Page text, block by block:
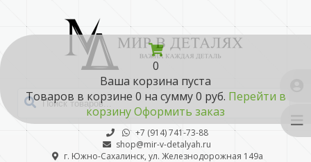
0
Ваша корзина пуста
Товаров в корзине 0 на сумму0 руб. Перейти в
корзинуОформить заказ
+7 (914) 741-73-88
shop@mir-v-detalyah.ru
г. Южно-Сахалинск, ул. Железнодорожная 149а